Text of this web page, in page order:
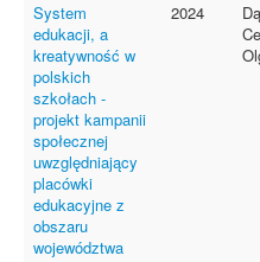
System
edukacji, a
kreatywność w
polskich
szkołach -
projekt kampanii
społecznej
uwzględniający
placówki
edukacyjne z
obszaru
województwa
2024